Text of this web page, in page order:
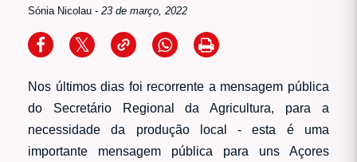
Sónia Nicolau - 23 de março, 2022
Nos últimos dias foi recorrente a mensagem pública
do Secretário Regional da Agricultura, para a
necessidade da produção local - esta é uma
importante mensagem pública para uns Açores